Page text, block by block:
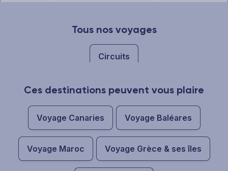
Tous nos voyages
Circuits
Ces destinations peuvent vous plaire
Voyage Canaries Voyage Baléares
Voyage Maroc Voyage Grèce & ses îles